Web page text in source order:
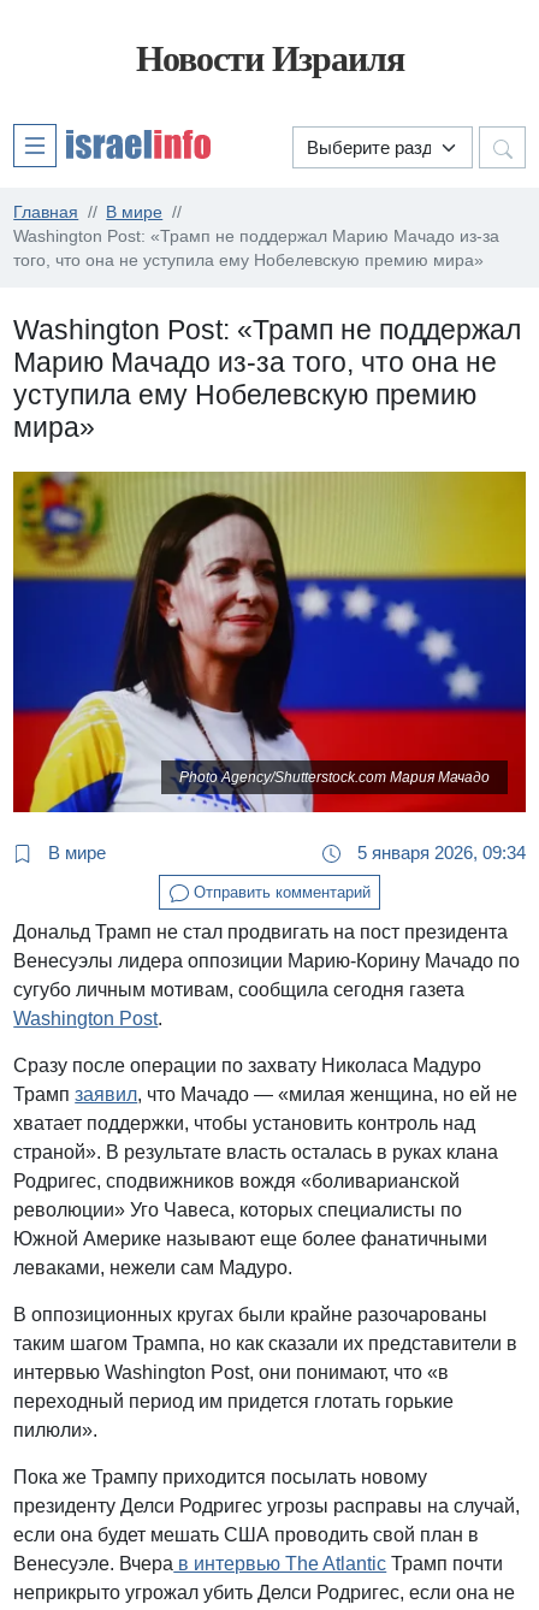
Новости Израиля
Главная
В мире
Washington Post: «Трамп не поддержал Марию Мачадо из-за
того, что она не уступила ему Нобелевскую премию мира»
Washington Post: «Трамп не поддержал
Марию Мачадо из-за того, что она не
уступила ему Нобелевскую премию
мира»
Photo Agency/Shutterstock.com Мария Мачадо
В мире 5 января 2026, 09:34
Отправить комментарий
Дональд Трамп не стал продвигать на пост президента
Венесуэлы лидера оппозиции Марию-Корину Мачадо по
сугубо личным мотивам, сообщила сегодня газета
Washington Post.
Сразу после операции по захвату Николаса Мадуро
Трампзаявил, что Мачадо — «милая женщина, но ей не
хватает поддержки, чтобы установить контроль над
страной». В результате власть осталась в руках клана
Родригес, сподвижников вождя «боливарианской
революции» Уго Чавеса, которых специалисты по
Южной Америке называют еще более фанатичными
леваками, нежели сам Мадуро.
В оппозиционных кругах были крайне разочарованы
таким шагом Трампа, но как сказали их представители в
интервью Washington Post, они понимают, что «в
переходный период им придется глотать горькие
пилюли».
Пока же Трампу приходится посылать новому
президенту Делси Родригес угрозы расправы на случай,
если она будет мешать США проводить свой план в
Венесуэле. Вчера в интервью The Atlantic Трамп почти
неприкрыто угрожал убить Делси Родригес, если она не